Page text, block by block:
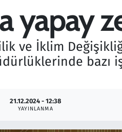
yapay
ve İklim
bazı
21.12.2024 - 12:38
YAYINLANMA